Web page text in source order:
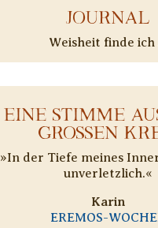
JOURNAL
Weisheit finde ich
EINE STIMME
GROSSEN
»In der Tiefe meines
unverletzlich.«
Karin
EREMOS-